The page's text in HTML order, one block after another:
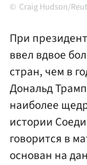
Craig Hudson/
При
ввел вдвое
стран, чем в
Дональд
наиболее
истории
говорится в
основан на